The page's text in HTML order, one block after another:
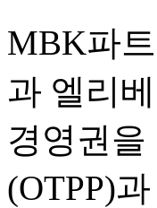
MBK파
과 엘리
경영권
(OTPP)